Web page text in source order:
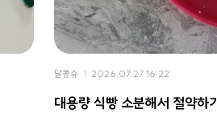
달콩슈 2026.07.27 16:22
대용량 식빵 소분해서 절약하기